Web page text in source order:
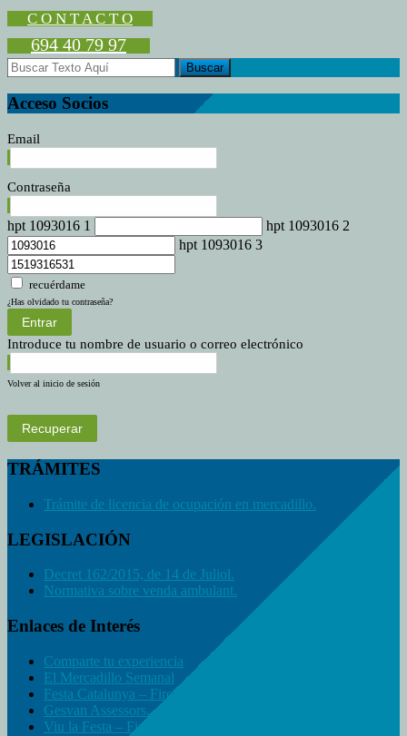
C O N T A C T O
694 40 79 97
Acceso Socios
Email
Contraseña
hpt 1093016 1
hpt 1093016 2
hpt 1093016 3
recuérdame
¿Has olvidado tu contraseña?
Entrar
Introduce tu nombre de usuario o correo electrónico
Volver al inicio de sesión
Recuperar
TRÁMITES
Trámite de licencia de ocupación en mercadillo.
LEGISLACIÓN
Decret 162/2015, de 14 de Juliol.
Normativa sobre venda ambulant.
Enlaces de Interés
Comparte tu experiencia
El Mercadillo Semanal
Festa Catalunya – Fires
Gesvan Assessors.
Viu la Festa – Fires